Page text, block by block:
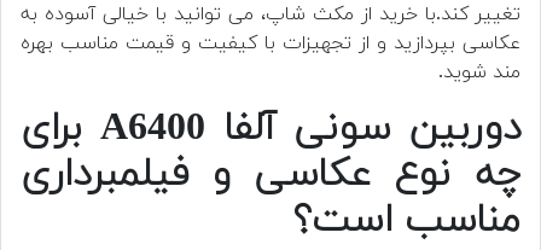
تغییر کند.با خرید از مکث شاپ، می توانید با خیالی آسوده به
عکاسی بپردازید و از تجهیزات با کیفیت و قیمت مناسب بهره
مند شوید.
دوربین سونی آلفا A6400 برای
چه نوع عکاسی و فیلمبرداری
مناسب است؟